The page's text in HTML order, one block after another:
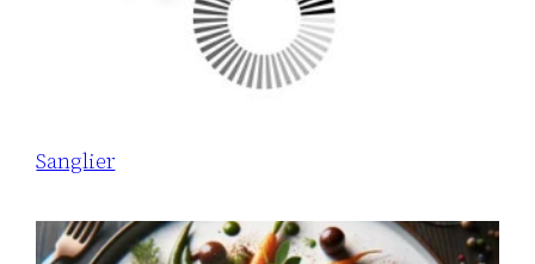
Sanglier